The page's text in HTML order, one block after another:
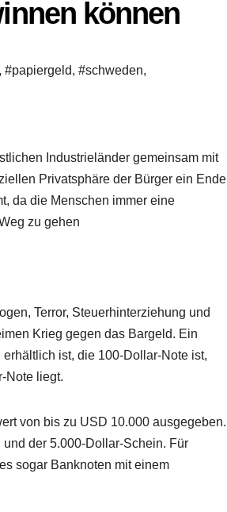
können
, #papiergeld, #schweden,
Industrieländer gemeinsam mit
Privatsphäre der Bürger ein Ende
da die Menschen immer eine
zu gehen
Terror, Steuerhinterziehung und
Krieg gegen das Bargeld. Ein
ist, die 100-Dollar-Note ist,
Note liegt.
von bis zu USD 10.000 ausgegeben.
der 5.000-Dollar-Schein. Für
sogar Banknoten mit einem